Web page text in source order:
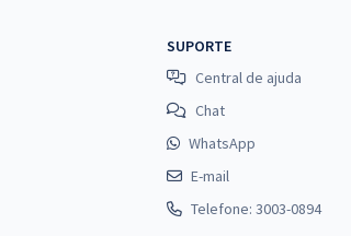
SUPORTE
Central de ajuda
Chat
WhatsApp
E-mail
Telefone: 3003-0894